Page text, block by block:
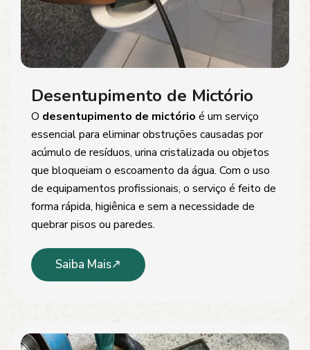
Desentupimento de Mictório
O desentupimento de mictório é um serviço
essencial para eliminar obstruções causadas por
acúmulo de resíduos, urina cristalizada ou objetos
que bloqueiam o escoamento da água. Com o uso
de equipamentos profissionais, o serviço é feito de
forma rápida, higiênica e sem a necessidade de
quebrar pisos ou paredes.
Saiba Mais